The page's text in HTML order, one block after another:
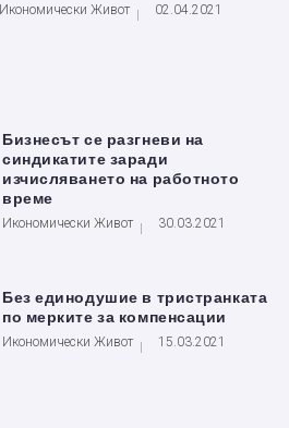
Икономически Живот 02.04.2021
Бизнесът се разгневи на
синдикатите заради
изчисляването на работното
време
Икономически Живот 30.03.2021
Без единодушие в тристранката
по мерките за компенсации
Икономически Живот 15.03.2021